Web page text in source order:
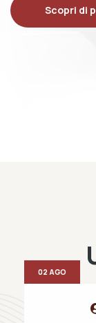
Scopri di
02 AGO